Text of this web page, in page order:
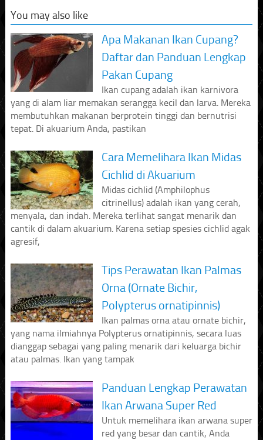
You may also like
Apa Makanan Ikan Cupang?
Daftar dan Panduan Lengkap
Pakan Cupang
Ikan cupang adalah ikan karnivora
yang di alam liar memakan serangga kecil dan larva. Mereka
membutuhkan makanan berprotein tinggi dan bernutrisi
tepat. Di akuarium Anda, pastikan
Cara Memelihara Ikan Midas
Cichlid di Akuarium
Midas cichlid (Amphilophus
citrinellus) adalah ikan yang cerah,
menyala, dan indah. Mereka terlihat sangat menarik dan
cantik di dalam akuarium. Karena setiap spesies cichlid agak
agresif,
Tips Perawatan Ikan Palmas
Orna (Ornate Bichir,
Polypterus ornatipinnis)
Ikan palmas orna atau ornate bichir,
yang nama ilmiahnya Polypterus ornatipinnis, secara luas
dianggap sebagai yang paling menarik dari keluarga bichir
atau palmas. Ikan yang tampak
Panduan Lengkap Perawatan
Ikan Arwana Super Red
Untuk memelihara ikan arwana super
red yang besar dan cantik, Anda